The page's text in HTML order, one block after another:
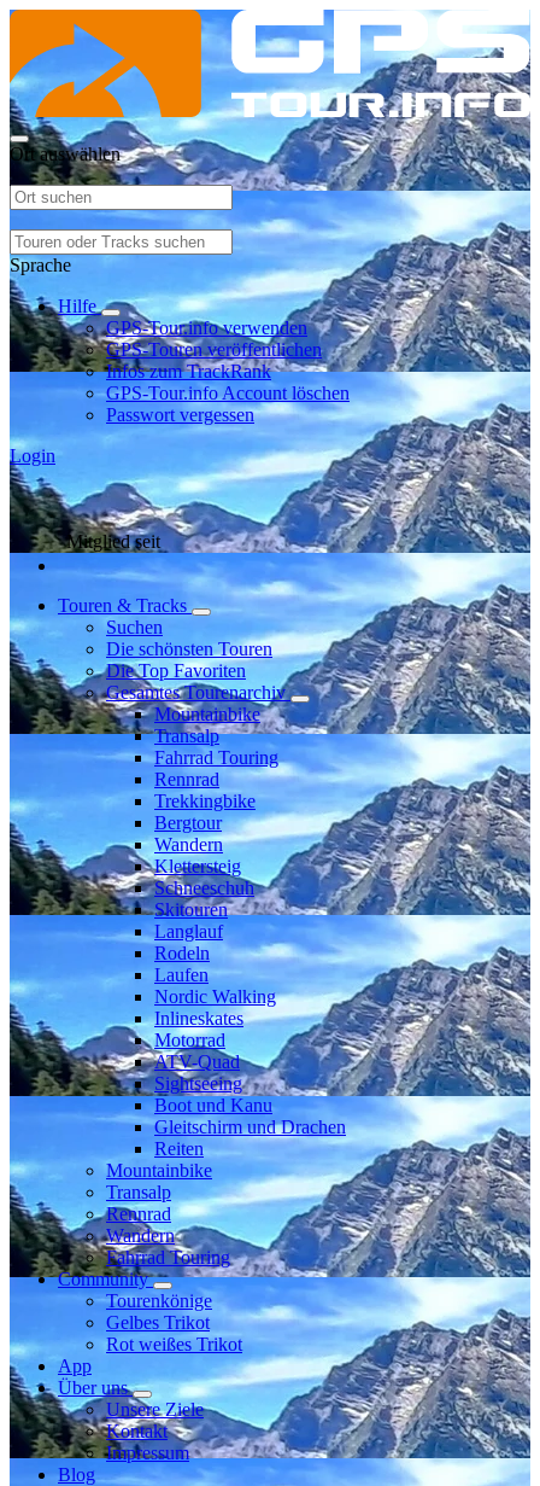
Ort auswählen
Sprache
Hilfe
GPS-Tour.info verwenden
GPS-Touren veröffentlichen
Infos zum TrackRank
GPS-Tour.info Account löschen
Passwort vergessen
Login
Mitglied seit
Touren & Tracks
Suchen
Die schönsten Touren
Die Top Favoriten
Gesamtes Tourenarchiv
Mountainbike
Transalp
Fahrrad Touring
Rennrad
Trekkingbike
Bergtour
Wandern
Klettersteig
Schneeschuh
Skitouren
Langlauf
Rodeln
Laufen
Nordic Walking
Inlineskates
Motorrad
ATV-Quad
Sightseeing
Boot und Kanu
Gleitschirm und Drachen
Reiten
Mountainbike
Transalp
Rennrad
Wandern
Fahrrad Touring
Community
Tourenkönige
Gelbes Trikot
Rot weißes Trikot
App
Über uns
Unsere Ziele
Kontakt
Impressum
Blog